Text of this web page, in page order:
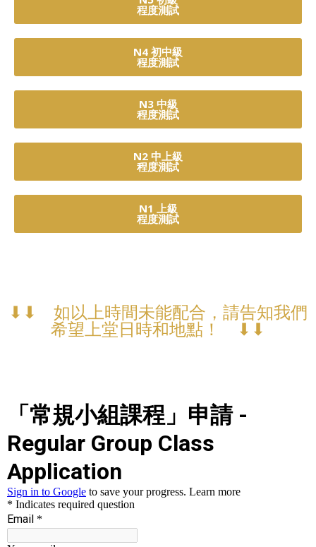
程度測試
N4 初中級
程度測試
N3 中級
程度測試
N2 中上級
程度測試
N1 上級
程度測試
⬇︎⬇︎ 如以上時間未能配合，請告知我們
希望上堂日時和地點！ ⬇︎⬇︎